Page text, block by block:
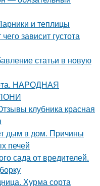
и теплицы
зависит густота
статьи в новую
НАРОДНАЯ
клубника красная
дым в дом. Причины
печей
сада от вредителей.
Хурма сорта